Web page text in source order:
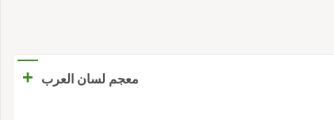
معجم لسان العرب
+